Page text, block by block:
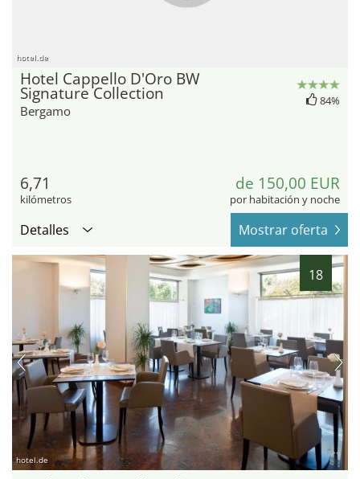
hotel.de
Hotel Cappello D'Oro BW
Signature Collection
Bergamo
84%
6,71
kilómetros
de 150,00 EUR
por habitación y noche
Detalles Mostrar oferta
18
hotel.de